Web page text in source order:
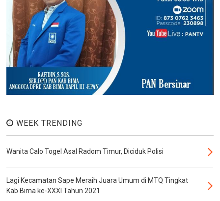
WEEK TRENDING
Wanita Calo Togel Asal Radom Timur, Diciduk Polisi
Lagi Kecamatan Sape Meraih Juara Umum di MTQ Tingkat
Kab Bima ke-XXXI Tahun 2021